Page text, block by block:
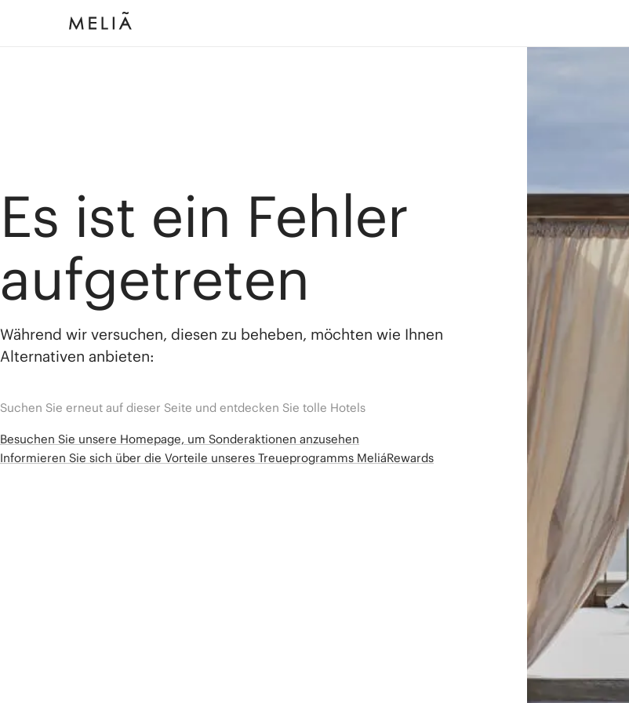
Es ist ein Fehler
aufgetreten
Während wir versuchen, diesen zu beheben, möchten wie Ihnen
Alternativen anbieten:
Suchen Sie erneut auf dieser Seite und entdecken Sie tolle Hotels
Besuchen Sie unsere Homepage, um Sonderaktionen anzusehen
Informieren Sie sich über die Vorteile unseres Treueprogramms MeliáRewards